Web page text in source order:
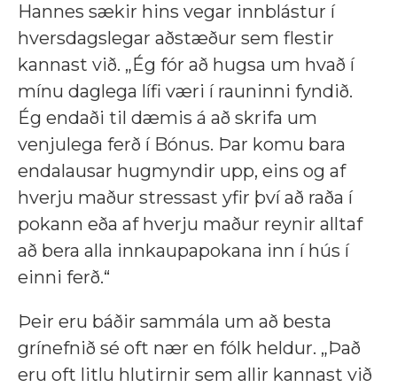
Hannes sækir hins vegar innblástur í
hversdagslegar aðstæður sem flestir
kannast við. „Ég fór að hugsa um hvað í
mínu daglega lífi væri í rauninni fyndið.
Ég endaði til dæmis á að skrifa um
venjulega ferð í Bónus. Þar komu bara
endalausar hugmyndir upp, eins og af
hverju maður stressast yfir því að raða í
pokann eða af hverju maður reynir alltaf
að bera alla innkaupapokana inn í hús í
einni ferð.“
Þeir eru báðir sammála um að besta
grínefnið sé oft nær en fólk heldur. „Það
eru oft litlu hlutirnir sem allir kannast við